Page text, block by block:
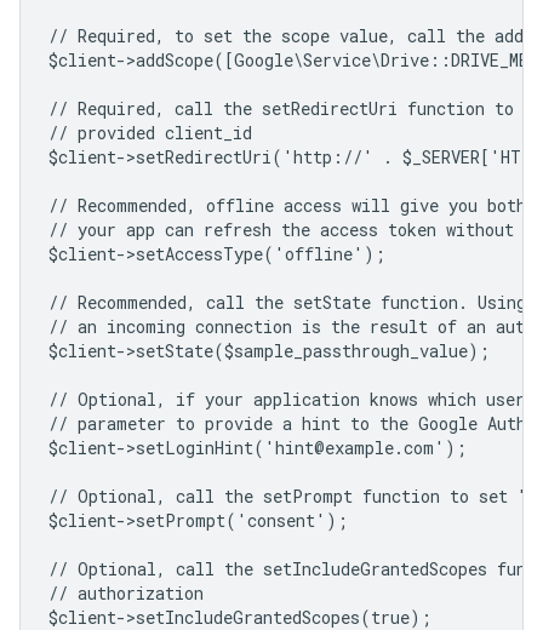
// Required, to set the scope value, call the
$client-
// Required, call the setRedirectUri function to
// provided client_id
$client->setRedirectUri('http://' .
// Recommended, offline access will give you both
// your app can refresh the access token without
$client->setAccessType('offline');
// Recommended, call the setState function.
// an incoming connection is the result of an
$client->setState($sample_passthrough_value);
// Optional, if your application knows which
// parameter to provide a hint to the Google
$client->setLoginHint('hint@example.com');
// Optional, call the setPrompt function to set
$client->setPrompt('consent');
// Optional, call the setIncludeGrantedScopes
// authorization
$client->setIncludeGrantedScopes(true);